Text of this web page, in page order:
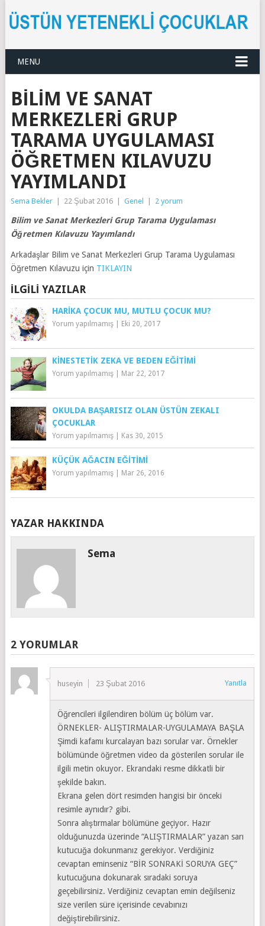
MENU
BILIM VE SANAT
MERKEZLERI GRUP
TARAMA UYGULAMASI
ÖĞRETMEN KILAVUZU
YAYIMLANDI
Sema Bekler 22 Şubat 2016 Genel 2 yorum
Bilim ve Sanat Merkezleri Grup Tarama Uygulaması
Öğretmen Kılavuzu Yayımlandı
Arkadaşlar Bilim ve Sanat Merkezleri Grup Tarama Uygulaması
Öğretmen Kılavuzu için TIKLAYIN
İLGILI YAZILAR
HARIKA ÇOCUK MU, MUTLU ÇOCUK MU?
Yorum yapılmamış| Eki 20, 2017
KINESTETIK ZEKA VE BEDEN EĞITIMI
Yorum yapılmamış| Mar 22, 2017
OKULDA BAŞARISIZ OLAN ÜSTÜN ZEKALI
ÇOCUKLAR
Yorum yapılmamış| Kas 30, 2015
KÜÇÜK AĞACIN EĞITIMI
Yorum yapılmamış| Mar 26, 2016
YAZAR HAKKINDA
Sema
2 YORUMLAR
huseyin 23 Şubat 2016 Yanıtla
Öğrencileri ilgilendiren bölüm üç bölüm var.
ÖRNEKLER- ALIŞTIRMALAR-UYGULAMAYA BAŞLA
Şimdi kafamı kurcalayan bazı sorular var. Örnekler
bölümünde öğretmen video da gösterilen sorular ile
ilgili metin okuyor. Ekrandaki resme dikkatli bir
şekilde bakın.
Ekrana gelen dört resimden hangisi bir önceki
resimle aynıdır? gibi.
Sonra alıştırmalar bölümüne geçiyor. Hazır
olduğunuzda üzerinde “ALIŞTIRMALAR” yazan sarı
kutucuğa dokunmanız gerekiyor. Verdiğiniz
cevaptan eminseniz “BİR SONRAKİ SORUYA GEÇ”
kutucuğuna dokunarak sıradaki soruya
geçebilirsiniz. Verdiğiniz cevaptan emin değilseniz
size verilen süre içerisinde cevabınızı
değiştirebilirsiniz.